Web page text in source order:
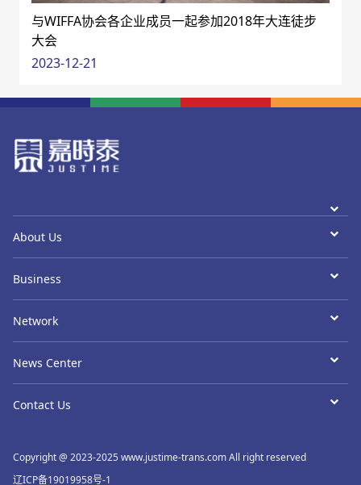
与WIFFA协会各企业成员一起参加2018年大连徒步
大会
2023-12-21
About Us
Business
Network
News Center
Contact Us
Copyright @ 2023-2025 www.justime-trans.com All right reserved
辽ICP备19019958号-1